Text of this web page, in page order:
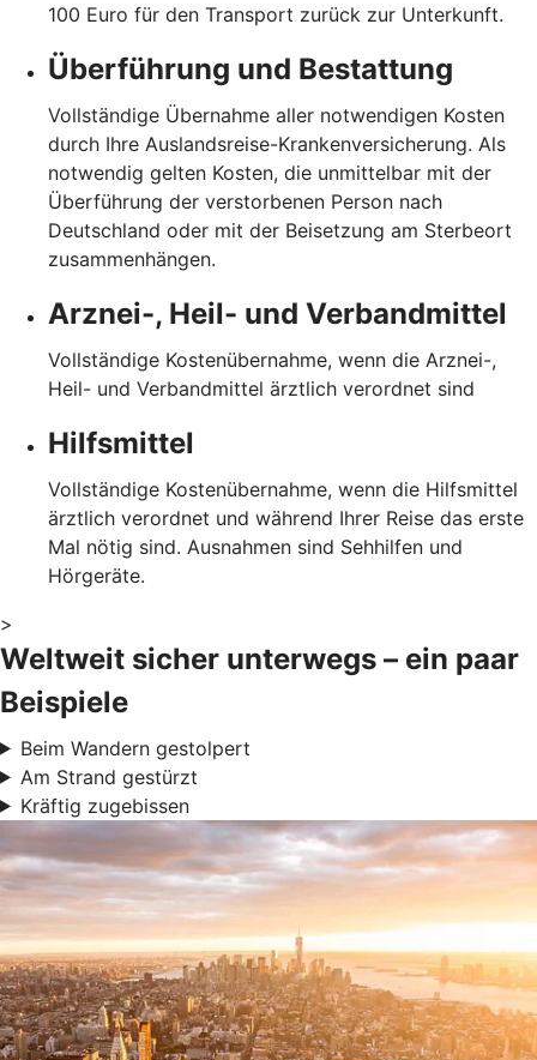
100 Euro für den Transport zurück zur Unterkunft.
Überführung und Bestattung
Vollständige Übernahme aller notwendigen Kosten
durch Ihre Auslandsreise-Krankenversicherung. Als
notwendig gelten Kosten, die unmittelbar mit der
Überführung der verstorbenen Person nach
Deutschland oder mit der Beisetzung am Sterbeort
zusammenhängen.
Arznei-, Heil- und Verbandmittel
Vollständige Kostenübernahme, wenn die Arznei-,
Heil- und Verbandmittel ärztlich verordnet sind
Hilfsmittel
Vollständige Kostenübernahme, wenn die Hilfsmittel
ärztlich verordnet und während Ihrer Reise das erste
Mal nötig sind. Ausnahmen sind Sehhilfen und
Hörgeräte.
>
Weltweit sicher unterwegs – ein paar
Beispiele
Beim Wandern gestolpert
Am Strand gestürzt
Kräftig zugebissen